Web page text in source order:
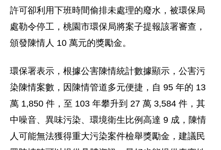
許可卻利用下班時間偷排未處理的廢水，被環保局
處勒令停工，桃園市環保局將案子提報該署審查，
頒發陳情人 10 萬元的獎勵金。
環保署表示，根據公害陳情統計數據顯示，公害污
染陳情案數，因陳情管道多元便捷，自 95 年的 13
萬 1,850 件，至 103 年攀升到 27 萬 3,584 件，其
中噪音、異味污染、環境衛生比例高達 9 成，陳情
人可能無法獲得重大污染案件檢舉獎勵金，建議民